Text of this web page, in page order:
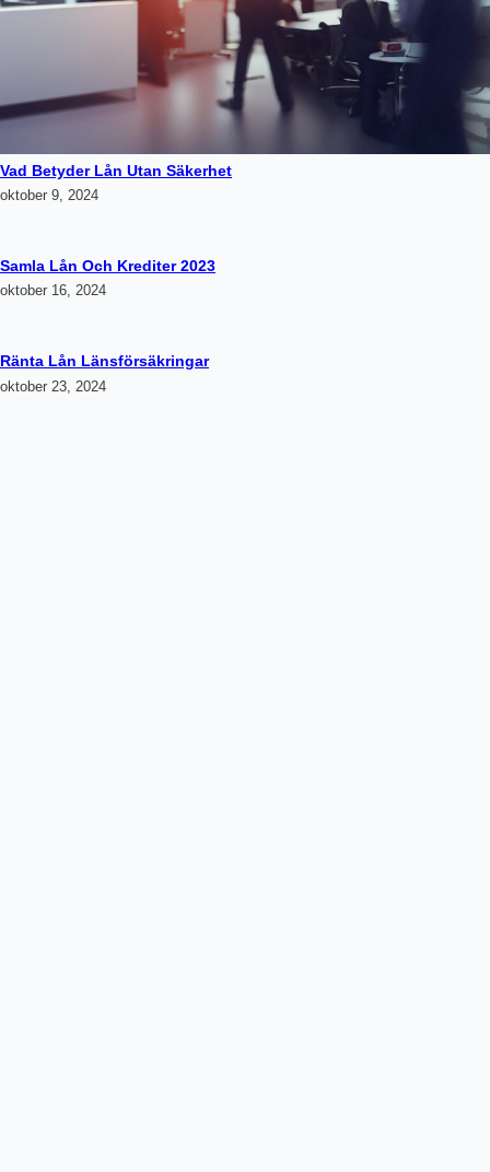
Vad Betyder Lån Utan Säkerhet
oktober 9, 2024
Samla Lån Och Krediter 2023
oktober 16, 2024
Ränta Lån Länsförsäkringar
oktober 23, 2024